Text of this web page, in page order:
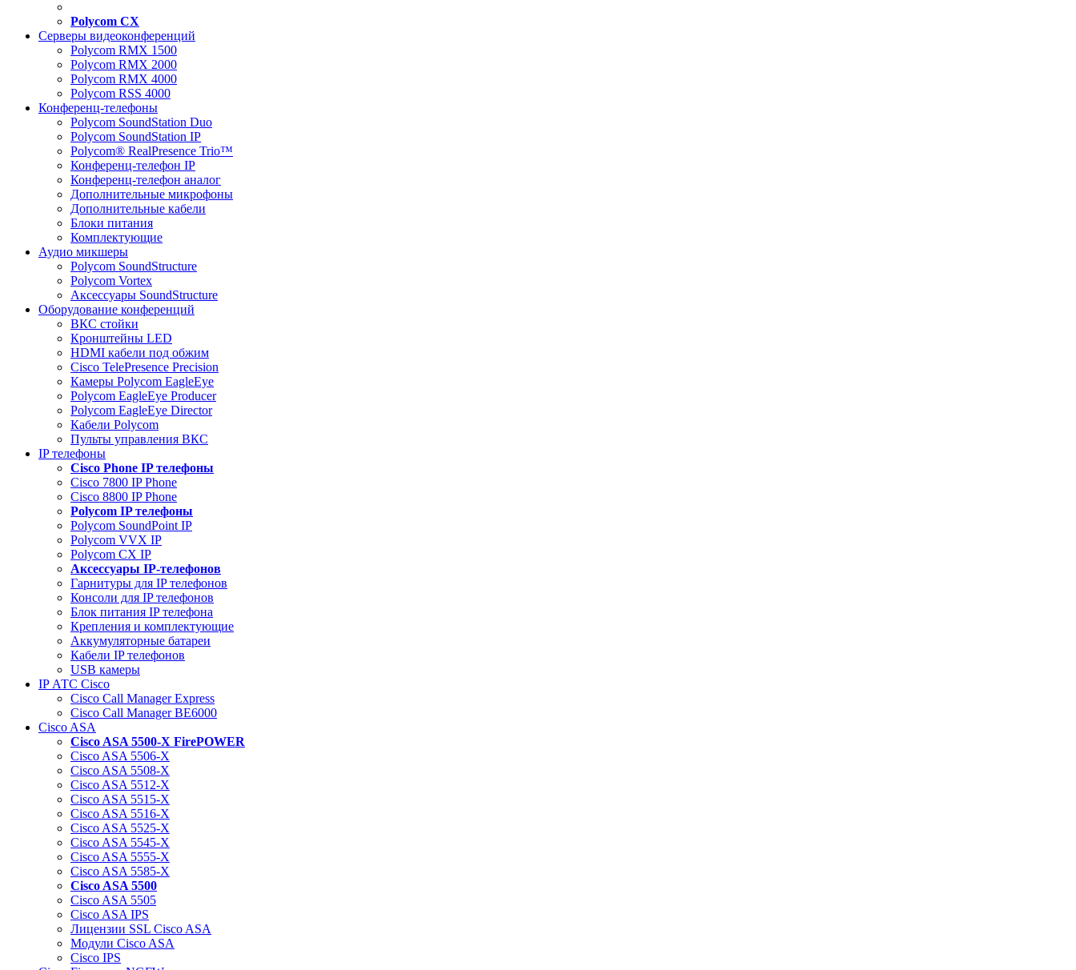
Polycom CX
Серверы видеоконференций
Polycom RMX 1500
Polycom RMX 2000
Polycom RMX 4000
Polycom RSS 4000
Конференц-телефоны
Polycom SoundStation Duo
Polycom SoundStation IP
Polycom® RealPresence Trio™
Конференц-телефон IP
Конференц-телефон аналог
Дополнительные микрофоны
Дополнительные кабели
Блоки питания
Комплектующие
Аудио микшеры
Polycom SoundStructure
Polycom Vortex
Аксессуары SoundStructure
Оборудование конференций
ВКС стойки
Кронштейны LED
HDMI кабели под обжим
Cisco TelePresence Precision
Камеры Polycom EagleEye
Polycom EagleEye Producer
Polycom EagleEye Director
Кабели Polycom
Пульты управления ВКС
IP телефоны
Сisco Phone IP телефоны
Cisco 7800 IP Phone
Cisco 8800 IP Phone
Polycom IP телефоны
Polycom SoundPoint IP
Polycom VVX IP
Polycom CX IP
Аксессуары IP-телефонов
Гарнитуры для IP телефонов
Консоли для IP телефонов
Блок питания IP телефона
Крепления и комплектующие
Аккумуляторные батареи
Кабели IP телефонов
USB камеры
IP АТС Cisco
Cisco Call Manager Express
Cisco Call Manager BE6000
Cisco ASA
Cisco ASA 5500-X FirePOWER
Cisco ASA 5506-X
Cisco ASA 5508-X
Cisco ASA 5512-X
Cisco ASA 5515-X
Cisco ASA 5516-X
Cisco ASA 5525-X
Cisco ASA 5545-X
Cisco ASA 5555-X
Cisco ASA 5585-X
Cisco ASA 5500
Cisco ASA 5505
Cisco ASA IPS
Лицензии SSL Cisco ASA
Модули Cisco ASA
Cisco IPS